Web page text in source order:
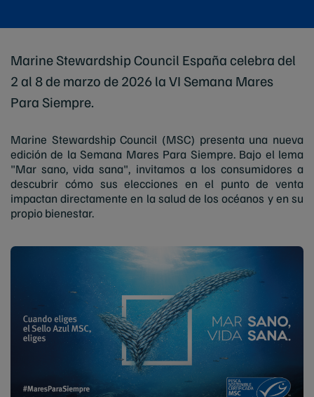
Marine Stewardship Council España celebra del
2 al 8 de marzo de 2026 la VI Semana Mares
Para Siempre.
Marine Stewardship Council (MSC) presenta una nueva
edición de la Semana Mares Para Siempre. Bajo el lema
"Mar sano, vida sana", invitamos a los consumidores a
descubrir cómo sus elecciones en el punto de venta
impactan directamente en la salud de los océanos y en su
propio bienestar.